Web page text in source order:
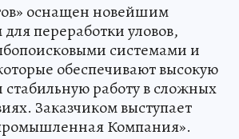
оснащен новейшим
переработки уловов,
системами и
обеспечивают высокую
стабильную работу в сложных
Заказчиком выступает
Компания».